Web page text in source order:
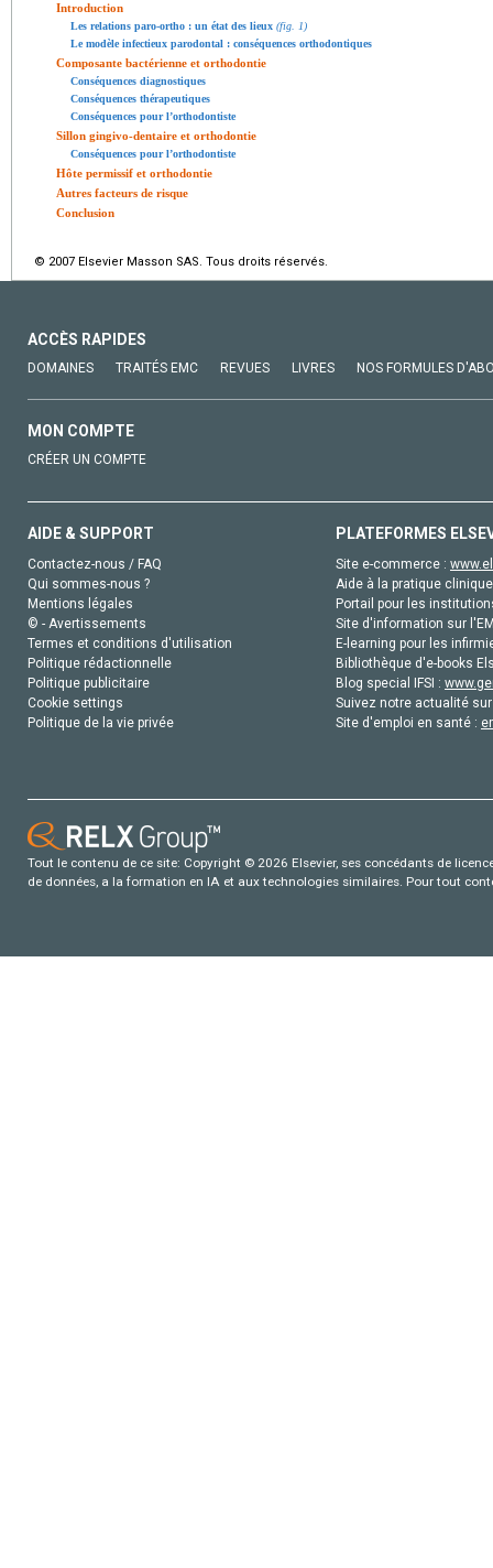
Introduction
Les relations paro-ortho : un état des lieux (fig. 1)
Le modèle infectieux parodontal : conséquences orthodontiques
Composante bactérienne et orthodontie
Conséquences diagnostiques
Conséquences thérapeutiques
Conséquences pour l’orthodontiste
Sillon gingivo-dentaire et orthodontie
Conséquences pour l’orthodontiste
Hôte permissif et orthodontie
Autres facteurs de risque
Conclusion
© 2007 Elsevier Masson SAS. Tous droits réservés.
ACCÈS RAPIDES
DOMAINES TRAITÉS EMC REVUES LIVRES NOS FORMULES
MON COMPTE
CRÉER UN COMPTE
AIDE & SUPPORT
Contactez-nous / FAQ
Qui sommes-nous ?
Mentions légales
© - Avertissements
Termes et conditions d'utilisation
Politique rédactionnelle
Politique publicitaire
Cookie settings
Politique de la vie privée
PLATEFORMES
Site e-commerce :
Aide à la pratique
Portail pour les
Site d'information sur
E-learning pour les
Bibliothèque d'e-books
Blog special IFSI :
Suivez notre actualité
Site d'emploi en santé :
Tout le contenu de ce site: Copyright © 2026 Elsevier, ses concédants de
de données, a la formation en IA et aux technologies similaires. Pour tout